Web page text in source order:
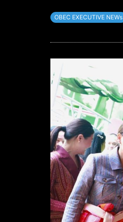
OBEC EXECUTIVE NEWs